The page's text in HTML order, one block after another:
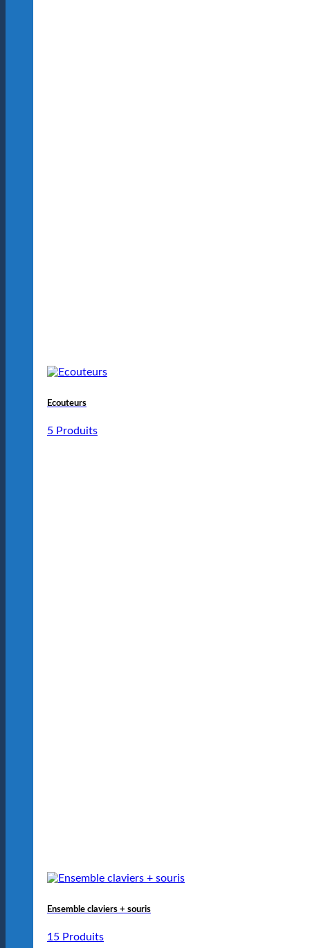
Ecouteurs
5 Produits
Ensemble claviers + souris
15 Produits